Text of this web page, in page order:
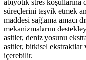
abiyotik stres koşullarına
süreçlerini teşvik etmek
maddesi sağlama amacı
mekanizmalarını
asitler, deniz yosunu
asitler, bitkisel ekstraktlar
içerebilir.